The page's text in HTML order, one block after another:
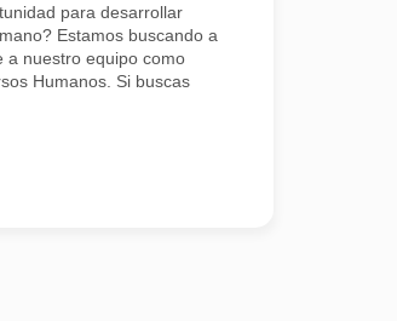
para desarrollar
Estamos buscando a
a nuestro equipo como
Humanos. Si buscas